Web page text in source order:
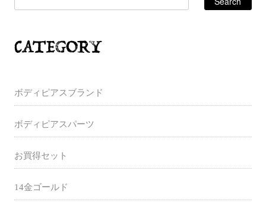
ボディピアスブランド
ボディピアスパーツ
お買得セット
14金ゴールド